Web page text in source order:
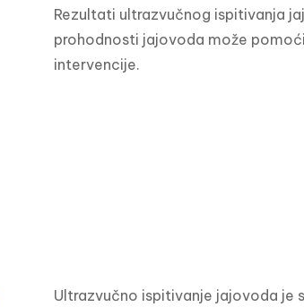
Rezultati ultrazvučnog ispitivanja
prohodnosti jajovoda može
intervencije.
Ultrazvučno ispitivanje jajovoda je